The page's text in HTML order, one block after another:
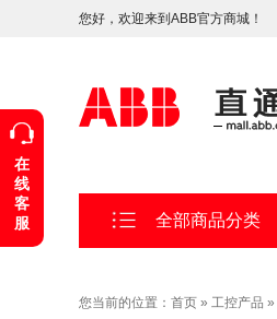
您好，欢迎来到ABB官方商城！
全部商品分类
您当前的位置： 首页 » 工控产品 »
在
线
客
服